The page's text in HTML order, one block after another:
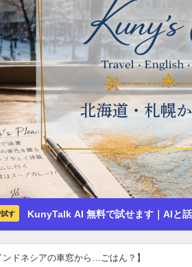
試す KunyTalk AI 無料で試せます｜AIと
ンドネシアの車窓から…ごはん？】